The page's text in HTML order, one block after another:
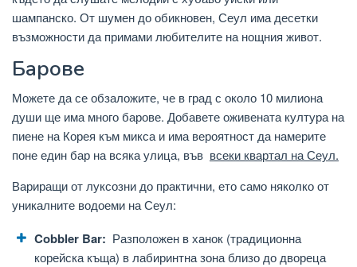
шампанско. От шумен до обикновен, Сеул има десетки
възможности да примами любителите на нощния живот.
Барове
Можете да се обзаложите, че в град с около 10 милиона
души ще има много барове. Добавете оживената култура на
пиене на Корея към микса и има вероятност да намерите
поне един бар на всяка улица, във всеки квартал на Сеул.
Вариращи от луксозни до практични, ето само няколко от
уникалните водоеми на Сеул:
Cobbler Bar: Разположен в ханок (традиционна
корейска къща) в лабиринтна зона близо до двореца